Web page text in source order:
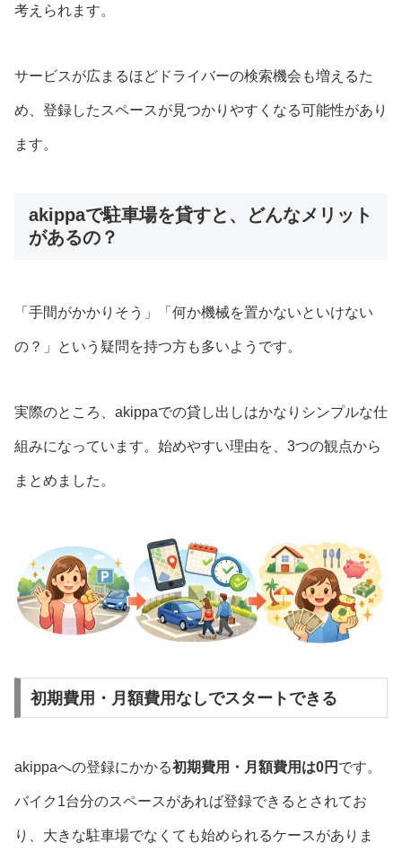
考えられます。
サービスが広まるほどドライバーの検索機会も増えるた
め、登録したスペースが見つかりやすくなる可能性があり
ます。
akippaで駐車場を貸すと、どんなメリット
があるの？
「手間がかかりそう」「何か機械を置かないといけない
の？」という疑問を持つ方も多いようです。
実際のところ、akippaでの貸し出しはかなりシンプルな仕
組みになっています。始めやすい理由を、3つの観点から
まとめました。
初期費用・月額費用なしでスタートできる
akippaへの登録にかかる初期費用・月額費用は0円 です。
バイク1台分のスペースがあれば登録できるとされてお
り、大きな駐車場でなくても始められるケースがありま